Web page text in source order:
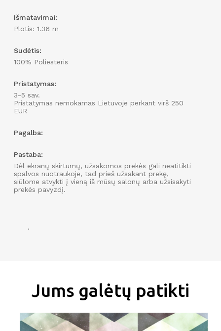
.
Išmatavimai:
Plotis: 1.36 m
Sudėtis:
100% Poliesteris
Pristatymas:
3-5 sav.
Pristatymas nemokamas Lietuvoje perkant virš 250
EUR
Pagalba:
Pastaba:
Dėl ekranų skirtumų, užsakomos prekės gali neatitikti
spalvos nuotraukoje, tad prieš užsakant prekę,
siūlome atvykti į vieną iš mūsų salonų arba užsisakyti
prekės pavyzdį.
Jums galėtų patikti